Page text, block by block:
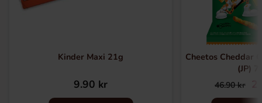
Kinder Maxi 21g
9.90 kr
Cheetos Cheddar
(JP)
46.90 kr